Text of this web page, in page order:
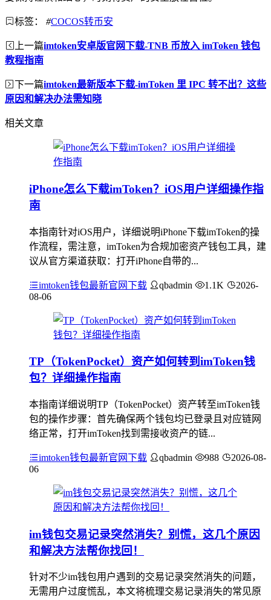
标签： #COCOS转币安
上一篇imtoken安卓版官网下载-TNB 币放入 imToken 钱包
教程指南
下一篇imtoken最新版本下载-imToken 里 IPC 转不出？这些
原因和解决办法需知晓
相关文章
iPhone怎么下载imToken？iOS用户详细操作指
南
本指南针对iOS用户，详细说明iPhone下载imToken的操
作流程，需注意，imToken为合规加密资产钱包工具，建
议从官方渠道获取：打开iPhone自带的...
imtoken钱包最新官网下载 qbadmin 1.1K
2026-
08-06
TP（TokenPocket）资产如何转到imToken钱
包？详细操作指南
本指南详细说明TP（TokenPocket）资产转至imToken钱
包的操作步骤：首先确保两个钱包均已登录且对应链网
络正常，打开imToken找到需接收资产的链...
imtoken钱包最新官网下载 qbadmin 988
2026-08-
06
im钱包交易记录突然消失？别慌，这几个原因
和解决方法帮你找回！
针对不少im钱包用户遇到的交易记录突然消失的问题，
无需用户过度慌乱，本文将梳理交易记录消失的常见原